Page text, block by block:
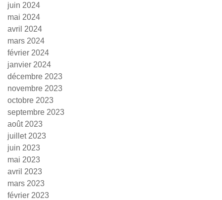
juin 2024
mai 2024
avril 2024
mars 2024
février 2024
janvier 2024
décembre 2023
novembre 2023
octobre 2023
septembre 2023
août 2023
juillet 2023
juin 2023
mai 2023
avril 2023
mars 2023
février 2023